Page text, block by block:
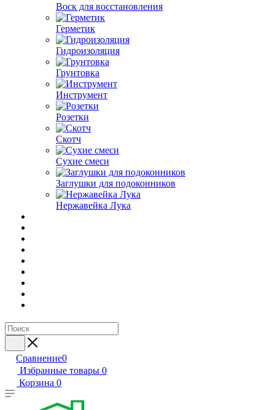
Воск для восстановления
Герметик
Гидроизоляция
Грунтовка
Инструмент
Розетки
Скотч
Сухие смеси
Заглушки для подоконников
Нержавейка Лука
Сравнение0
Избранные товары 0
Корзина 0